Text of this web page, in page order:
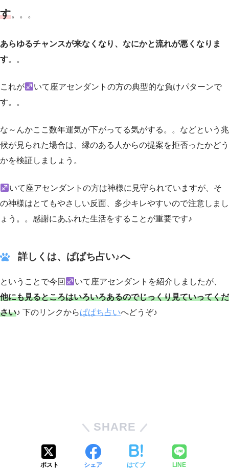
す。。。
あらゆるチャンスが来なくなり、なにかと流れが悪くなりま
す。。
これが
いて座アセンダントの方の典型的な負けパターンで
す。。
な～んかここ数年運気が下がってる気がする。。などという兆
候が見られた場合は、縁のある人からの提案を拒否ったかどう
かを検証しましょう。
いて座アセンダントの方は神様に見守られていますが、そ
の神様はとてもやさしい反面、多少キレやすいので注意しまし
ょう。。感謝にあふれた生活をすることが重要です♪
詳しくは、ぱぱち占い♪へ
ということで今回
いて座アセンダントを紹介しましたが、
他にも見るところはいろいろあるのでじっくり見ていってくだ
さい♪ 下のリンクからぱぱち占いへどうぞ♪
SHARE
ポスト シェア はてブ LINE